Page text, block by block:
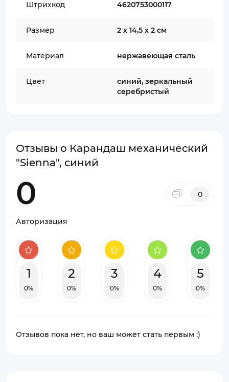
Штрихкод 4620753000117
Размер 2 х 14,5 х 2 см
Материал нержавеющая сталь
Цвет
синий, зеркальный
серебристый
Отзывы о Карандаш механический
"Sienna", синий
0 0
Авторизация
1
0%
2
0%
3
0%
4
0%
5
0%
Отзывов пока нет, но ваш может стать первым :)